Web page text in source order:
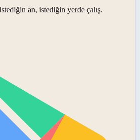
an, istediğin yerde çalış.